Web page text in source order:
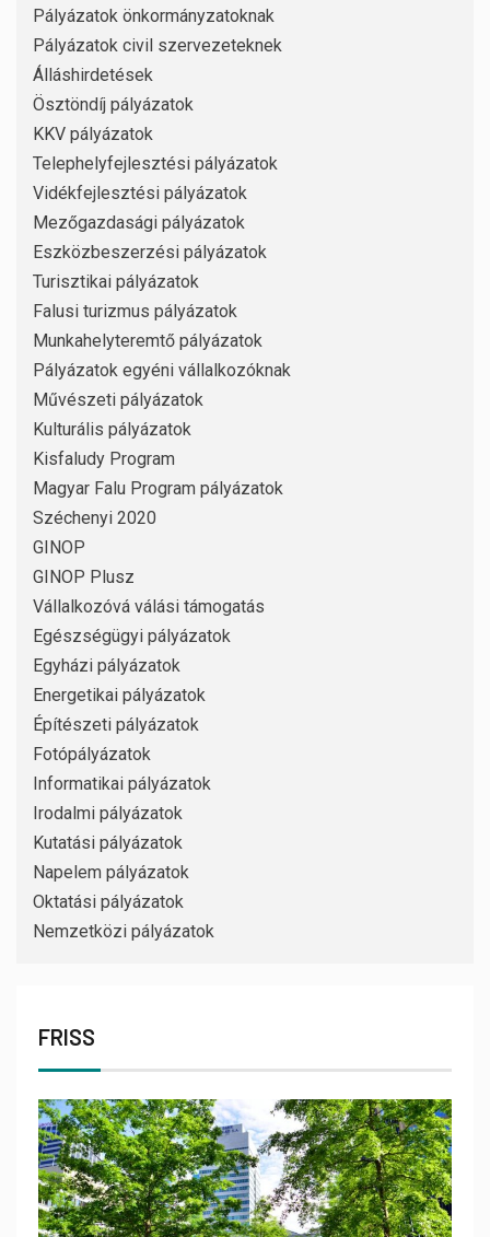
Pályázatok önkormányzatoknak
Pályázatok civil szervezeteknek
Álláshirdetések
Ösztöndíj pályázatok
KKV pályázatok
Telephelyfejlesztési pályázatok
Vidékfejlesztési pályázatok
Mezőgazdasági pályázatok
Eszközbeszerzési pályázatok
Turisztikai pályázatok
Falusi turizmus pályázatok
Munkahelyteremtő pályázatok
Pályázatok egyéni vállalkozóknak
Művészeti pályázatok
Kulturális pályázatok
Kisfaludy Program
Magyar Falu Program pályázatok
Széchenyi 2020
GINOP
GINOP Plusz
Vállalkozóvá válási támogatás
Egészségügyi pályázatok
Egyházi pályázatok
Energetikai pályázatok
Építészeti pályázatok
Fotópályázatok
Informatikai pályázatok
Irodalmi pályázatok
Kutatási pályázatok
Napelem pályázatok
Oktatási pályázatok
Nemzetközi pályázatok
FRISS